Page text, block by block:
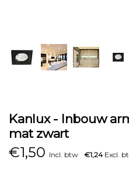
Kanlux - Inbouw
mat zwart
€1,50 Incl. btw €1,24Excl.